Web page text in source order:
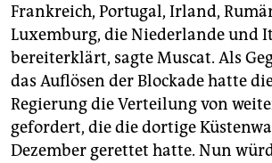
Frankreich, Portugal, Irland,
Luxemburg, die Niederlande und
bereiterklärt, sagte Muscat. Als
das Auflösen der Blockade hatte
Regierung die Verteilung von
gefordert, die die dortige
Dezember gerettet hatte. Nun